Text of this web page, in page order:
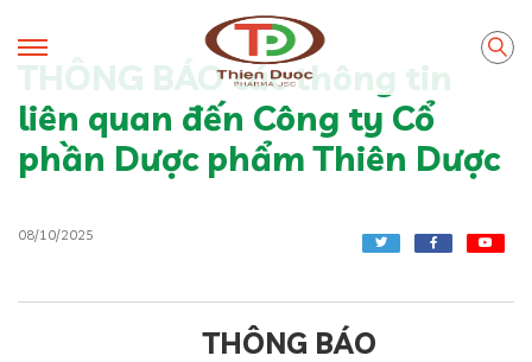
THÔNG BÁO các thông tin
liên quan đến Công ty Cổ
phần Dược phẩm Thiên Dược
08/10/2025
THÔNG BÁO